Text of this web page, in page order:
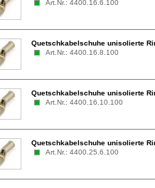
Art.Nr.: 4400.16.6.100
Quetschkabelschuhe unisolierte
Art.Nr.: 4400.16.8.100
Quetschkabelschuhe unisolierte
Art.Nr.: 4400.16.10.100
Quetschkabelschuhe unisolierte
Art.Nr.: 4400.25.6.100